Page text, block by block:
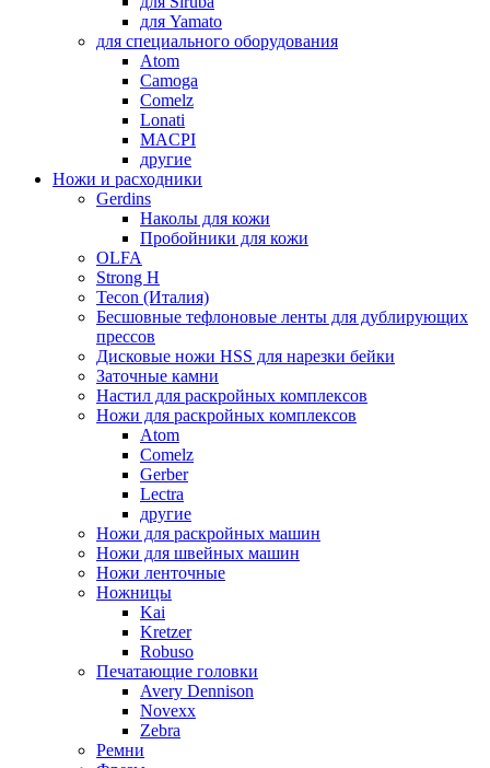
для Yamato
для специального оборудования
Atom
Camoga
Comelz
Lonati
MACPI
другие
Ножи и расходники
Gerdins
Наколы для кожи
Пробойники для кожи
OLFA
Strong H
Tecon (Италия)
Бесшовные тефлоновые ленты для дублирующих
прессов
Дисковые ножи HSS для нарезки бейки
Заточные камни
Настил для раскройных комплексов
Ножи для раскройных комплексов
Atom
Comelz
Gerber
Lectra
другие
Ножи для раскройных машин
Ножи для швейных машин
Ножи ленточные
Ножницы
Kai
Kretzer
Robuso
Печатающие головки
Avery Dennison
Novexx
Zebra
Ремни